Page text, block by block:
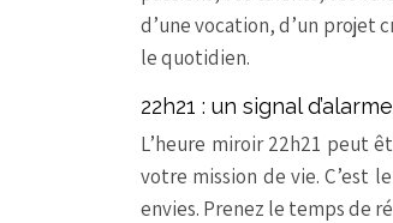
d’une vocation, d’un projet
le quotidien.
22h21 : un signal d’alarme
L’heure miroir 22h21 peut
votre mission de vie. C’est
envies. Prenez le temps de